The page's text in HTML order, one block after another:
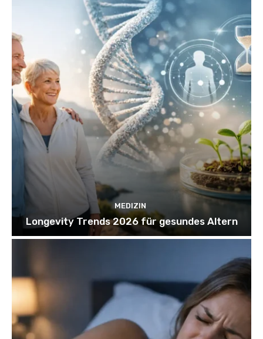
MEDIZIN
Longevity Trends 2026 für gesundes Altern